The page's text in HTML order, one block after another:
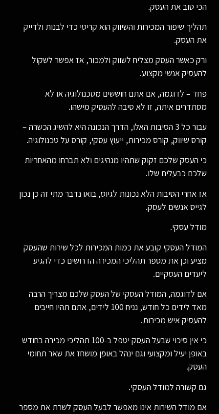
הכי טוב את העסק.
תהליך שיפור המכירות והשיווק הוא קריטי כדי לבנות ולדייק
את העסק.
ורק כאשר העסק מצליח לשווק ולמכור, אז אפשר לשקול
להעסיק אנשי מקצוע.
פחד – לדוגמה, אם אתם חוששים מטכנולוגיה או לא
מסתדרים איתה, זו לא סיבה להעסיק מישהו.
עבור כל 3 הסיבות האלו, הדרך הנכונה היא להשיג הכשרה –
קורס שיווק, קורס מכירות, ייעוץ עסקי, קורס על טכנולוגיה.
כי העסק שלכם זקוק שתהיו מנהיגים ולא תברחו מהאחריות
שלכם כבעלים שלו.
אז אחרי הסיבות הלא נכונות לגיוס, בואו נדבר מתי זה כן נכון
לגייס אנשים לעסק.
מודל עסקי.
המודל העסקי קובע את כמות המכירות לכל שירות שהעסק
מציע וכן את מספר תהליכי המכירה הדרושים כדי להגיע
ליעדים העסקיים.
אם לדוגמה, המודל העסקי של העסק שלכם מצריך הרבה
מאד לידים כל חודש, נניח 100 לידים, אתם תהיו חייבים
להעסיק איש מכירות.
כי אין סיכוי שבעל העסק יטפל ב-100 תהליכי מכירה בחודש
באופן יעיל ומקצועי וגם ינהל באופן מושחז את שאר תחומי
העסק.
גם קשורה למודל העסקי.
אם מודל השירות אינו מאפשר לבעל העסק לשרת את מספר